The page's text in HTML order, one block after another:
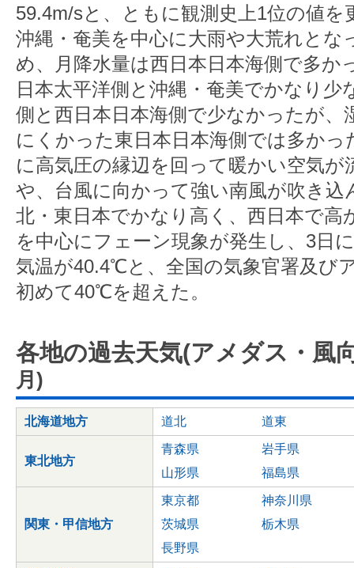
59.4m/sと、ともに観測史上1位の値
沖縄・奄美を中心に大雨や大荒れと
め、月降水量は西日本日本海側で多か
日本太平洋側と沖縄・奄美でかなり少
側と西日本日本海側で少なかったが、
にくかった東日本日本海側では多かっ
に高気圧の縁辺を回って暖かい空気
や、台風に向かって強い南風が吹き
北・東日本でかなり高く、西日本で高
を中心にフェーン現象が発生し、3日
気温が40.4℃と、全国の気象官署及び
初めて40℃を超えた。
各地の過去天気(アメダス・風
月)
北海道地方 道北 道東
東北地方
青森県
岩手県
山形県
福島県
関東・甲信地方
東京都
神奈川県
茨城県
栃木県
長野県